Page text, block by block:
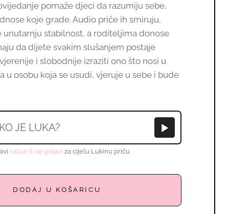
pomaže djeci da razumiju sebe,
koje grade. Audio priče ih smiruju,
unutarnju stabilnost, a roditeljima donose
da dijete svakim slušanjem postaje
i slobodnije izraziti ono što nosi u
u osobu koja se usudi, vjeruje u sebe i bude
JE LUKA?
račun ili se prijavi za cijelu Lukinu priču
dodaj u košaricu